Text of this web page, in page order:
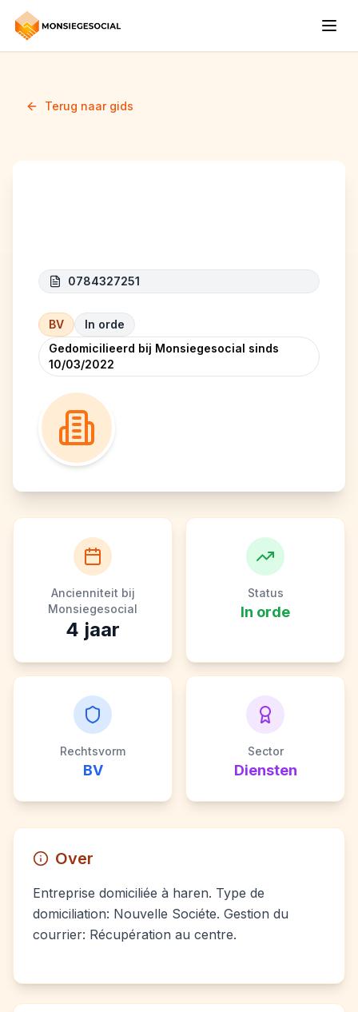
Terug naar gids
0784327251
BV
In orde
Gedomicilieerd bij Monsiegesocial sinds
10/03/2022
Ancienniteit bij
Monsiegesocial
4 jaar
Status
In orde
Rechtsvorm
BV
Sector
Diensten
Over
Entreprise domiciliée à haren. Type de
domiciliation: Nouvelle Sociéte. Gestion du
courrier: Récupération au centre.